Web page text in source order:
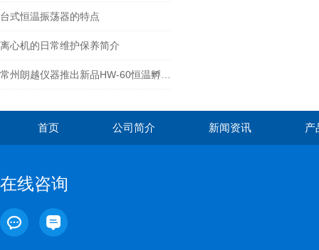
台式恒温振荡器的特点
离心机的日常维护保养简介
首页 公司简介 新闻资讯 产
在线咨询